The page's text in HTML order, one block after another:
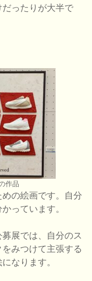
ったりが大半で
作品
の絵画です。自分
っています。
展では、自分のス
みつけて主張する
なります。